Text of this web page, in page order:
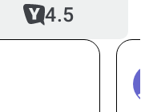
4.5